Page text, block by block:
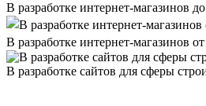
В разработке интернет-магазинов
В разработке интернет-магазинов
В разработке сайтов для сферы